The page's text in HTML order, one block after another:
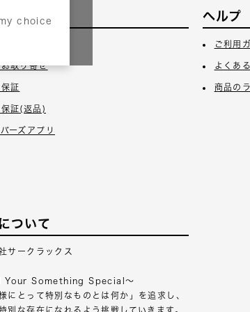
choice
ス
取り寄せ
証
証(返品)
バーズアプリ
ヘルプ
ご利用
よくあ
商品の
ついて
サークラックス
Your Something Special～
様にとって特別なものとは何か」を追求し、
別な存在になれるよう挑戦していきます。